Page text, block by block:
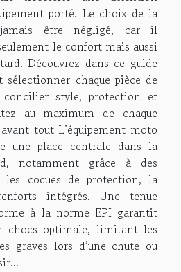
porté. Le choix de la
être négligé, car il
le confort mais aussi
Découvrez dans ce guide
chaque pièce de
style, protection et
au maximum de chaque
tout L’équipement moto
une place centrale dans la
notamment grâce à des
les coques de protection, la
intégrés. Une tenue
à la norme EPI garantit
chocs optimale, limitant les
graves lors d’une chute ou